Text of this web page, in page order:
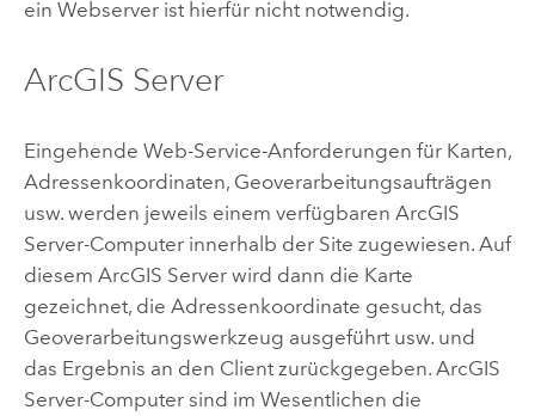
ein Webserver ist hierfür nicht notwendig.
ArcGIS Server
Eingehende Web-Service-Anforderungen für Karten,
Adressenkoordinaten, Geoverarbeitungsaufträgen
usw. werden jeweils einem verfügbaren ArcGIS
Server-Computer innerhalb der Site zugewiesen. Auf
diesem ArcGIS Serverwird dann die Karte
gezeichnet, die Adressenkoordinate gesucht, das
Geoverarbeitungswerkzeug ausgeführt usw. und
das Ergebnis an den Client zurückgegeben. ArcGIS
Server-Computer sind im Wesentlichen die